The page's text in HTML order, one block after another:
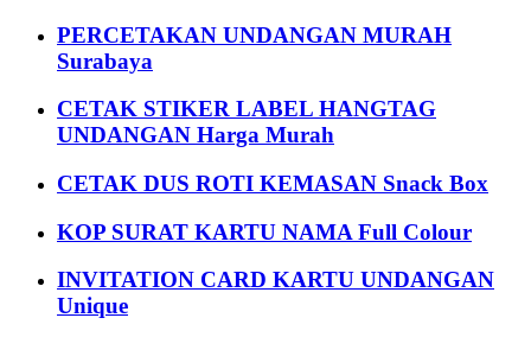
PERCETAKAN UNDANGAN MURAH
Surabaya
CETAK STIKER LABEL HANGTAG
UNDANGAN Harga Murah
CETAK DUS ROTI KEMASAN Snack Box
KOP SURAT KARTU NAMA Full Colour
INVITATION CARD KARTU UNDANGAN
Unique